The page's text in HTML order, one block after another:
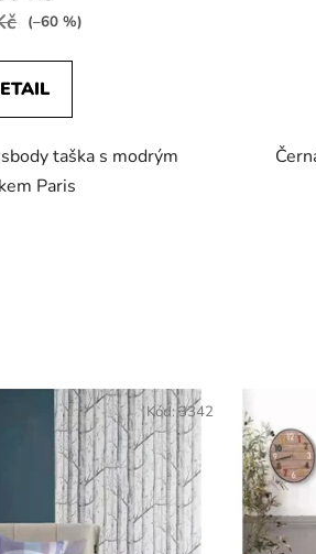
(–60 %)
taška s modrým
Paris
Kód:3342